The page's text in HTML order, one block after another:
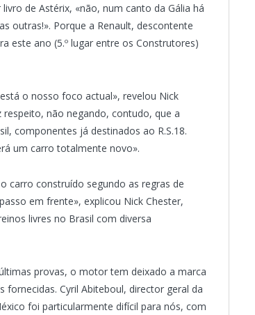
de Astérix, «não, num canto da Gália há
outras!». Porque a Renault, descontente
este ano (5.º lugar entre os Construtores)
o nosso foco actual», revelou Nick
não negando, contudo, que a
componentes já destinados ao R.S.18.
um carro totalmente novo».
carro construído segundo as regras de
em frente», explicou Nick Chester,
livres no Brasil com diversa
provas, o motor tem deixado a marca
Cyril Abiteboul, director geral da
foi particularmente difícil para nós, com